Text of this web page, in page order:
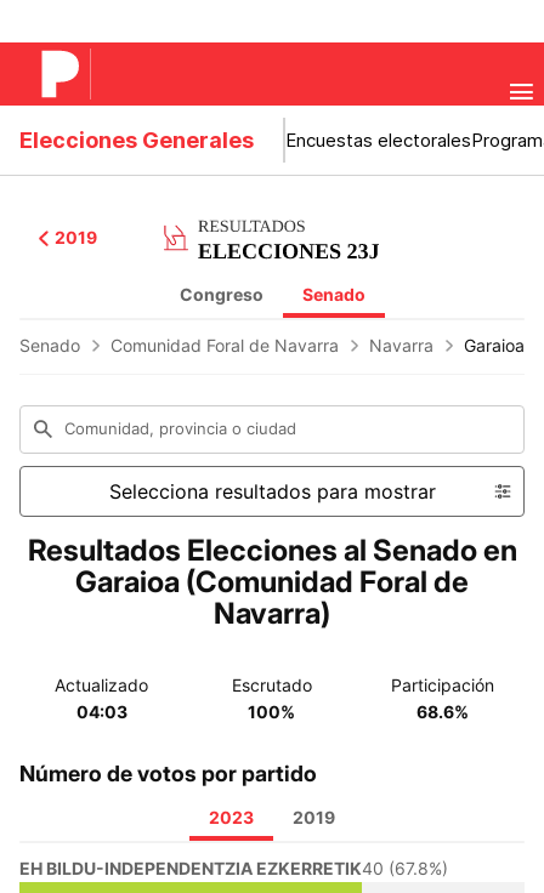
Elecciones Generales Encuestas electorales
2019
Congreso Senado
Senado Comunidad Foral de Navarra Navarra Garaioa
Comunidad, provincia o ciudad
Selecciona resultados para mostrar
Resultados Elecciones al Senado en
Garaioa (Comunidad Foral de
Navarra)
Actualizado
04:03
Escrutado
100%
Participación
68.6%
Número de votos por partido
2023 2019
EH BILDU-INDEPENDENTZIA EZKERRETIK40 (67.8%)